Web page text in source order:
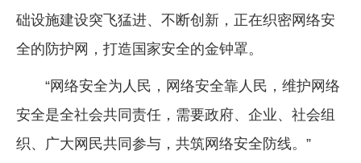
础设施建设突飞猛进、不断创新，正在织密网络安
全的防护网，打造国家安全的金钟罩。
“网络安全为人民，网络安全靠人民，维护网络
安全是全社会共同责任，需要政府、企业、社会组
织、广大网民共同参与，共筑网络安全防线。”